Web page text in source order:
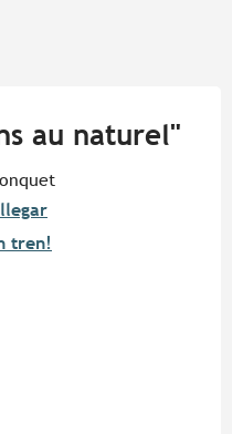
au naturel"
tren!